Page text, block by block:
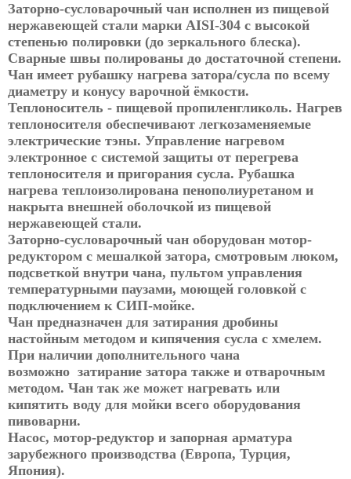
Заторно-сусловарочный чан исполнен из пищевой
нержавеющей стали марки AISI-304 с высокой
степенью полировки (до зеркального блеска).
Сварные швы полированы до достаточной степени.
Чан имеет рубашку нагрева затора/сусла по всему
диаметру и конусу варочной ёмкости.
Теплоноситель - пищевой пропиленгликоль. Нагрев
теплоносителя обеспечивают легкозаменяемые
электрические тэны. Управление нагревом
электронное с системой защиты от перегрева
теплоносителя и пригорания сусла. Рубашка
нагрева теплоизолирована пенополиуретаном и
накрыта внешней оболочкой из пищевой
нержавеющей стали.
Заторно-сусловарочный чан оборудован мотор-
редуктором с мешалкой затора, смотровым люком,
подсветкой внутри чана, пультом управления
температурными паузами, моющей головкой с
подключением к СИП-мойке.
Чан предназначен для затирания дробины
настойным методом и кипячения сусла с хмелем.
При наличии дополнительного чана
возможно затирание затора также и отварочным
методом. Чан так же может нагревать или
кипятить воду для мойки всего оборудования
пивоварни.
Насос, мотор-редуктор и запорная арматура
зарубежного производства (Европа, Турция,
Япония).